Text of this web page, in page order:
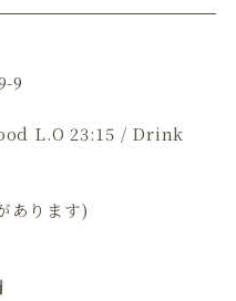
9
L.O 23:15 / Drink
あります)